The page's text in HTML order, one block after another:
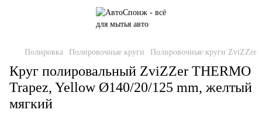
Полировка Полировочные круги Полировочные круги ZviZZer
Круг полировальный ZviZZer THERMO
Trapez, Yellow Ø140/20/125 mm, желтый
мягкий